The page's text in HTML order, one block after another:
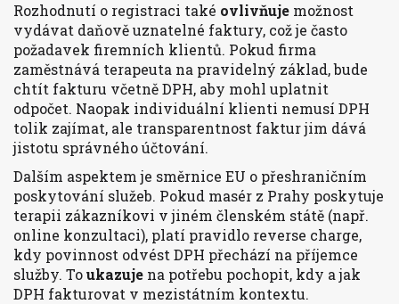
Rozhodnutí o registraci také ovlivňuje možnost
vydávat daňově uznatelné faktury, což je často
požadavek firemních klientů. Pokud firma
zaměstnává terapeuta na pravidelný základ, bude
chtít fakturu včetně DPH, aby mohl uplatnit
odpočet. Naopak individuální klienti nemusí DPH
tolik zajímat, ale transparentnost faktur jim dává
jistotu správného účtování.
Dalším aspektem je směrnice EU o přeshraničním
poskytování služeb. Pokud masér z Prahy poskytuje
terapii zákazníkovi v jiném členském státě (např.
online konzultaci), platí pravidlo reverse charge,
kdy povinnost odvést DPH přechází na příjemce
služby. Toukazuje na potřebu pochopit, kdy a jak
DPH fakturovat v mezistátním kontextu.